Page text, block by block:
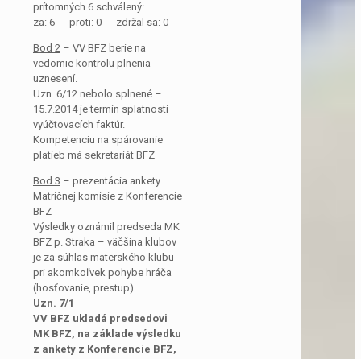
prítomných 6 schválený:
za: 6 proti: 0 zdržal sa: 0
Bod 2 – VV BFZ berie na
vedomie kontrolu plnenia
uznesení.
Uzn. 6/12 nebolo splnené –
15.7.2014 je termín splatnosti
vyúčtovacích faktúr.
Kompetenciu na spárovanie
platieb má sekretariát BFZ
Bod 3 – prezentácia ankety
Matričnej komisie z Konferencie
BFZ
Výsledky oznámil predseda MK
BFZ p. Straka – väčšina klubov
je za súhlas materského klubu
pri akomkoľvek pohybe hráča
(hosťovanie, prestup)
Uzn. 7/1
VV BFZ ukladá predsedovi
MK BFZ, na základe výsledku
z ankety z Konferencie BFZ,